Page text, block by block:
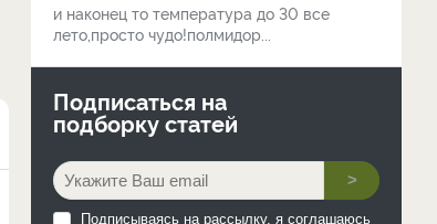
и наконец то температура до 30 все
лето,просто чудо!полмидор...
Подписаться на
подборку статей
>
Подписываясь на рассылку, я соглашаюсь